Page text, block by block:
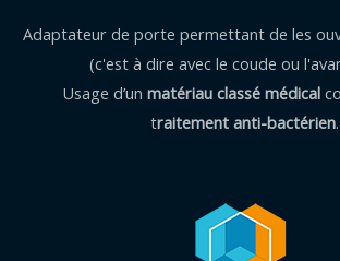
Adaptateur de porte permettant de les
(c'est à dire avec le coude ou
Usage d’un matériau classé médical
traitement anti-bactérien.